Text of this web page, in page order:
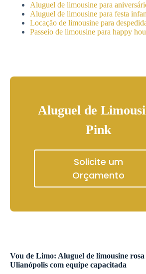
Aluguel de limousine para
Aluguel de limousine para festa
Locação de limousine para
Passeio de limousine para happy
Aluguel de
Pink
Solicite um
Orçamento
Vou de Limo: Aluguel de limousine rosa
Ulianópolis com equipe capacitada